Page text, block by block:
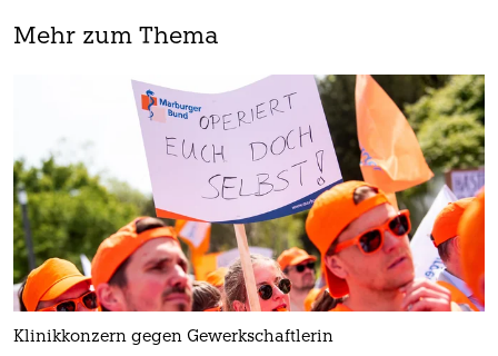
Mehr zum Thema
Klinikkonzern gegen Gewerkschaftlerin